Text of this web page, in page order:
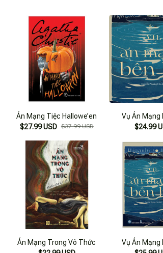
Án Mạng Tiệc Hallowe’en
$27.99 USD $37.99 USD
Vụ Án Mạng
$24.99
Án Mạng Trong Vô Thức
Vụ Án Mạng